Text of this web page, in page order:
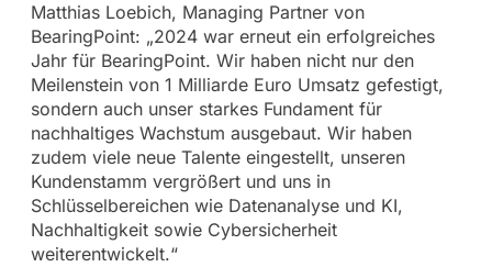
Matthias Loebich, Managing Partner von
BearingPoint: „2024 war erneut ein erfolgreiches
Jahr für BearingPoint. Wir haben nicht nur den
Meilenstein von 1 Milliarde Euro Umsatz gefestigt,
sondern auch unser starkes Fundament für
nachhaltiges Wachstum ausgebaut. Wir haben
zudem viele neue Talente eingestellt, unseren
Kundenstamm vergrößert und uns in
Schlüsselbereichen wie Datenanalyse und KI,
Nachhaltigkeit sowie Cybersicherheit
weiterentwickelt.“